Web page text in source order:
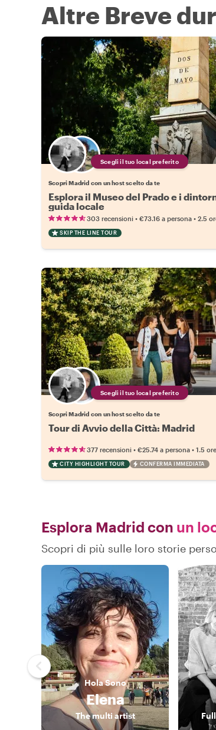
Altre Breve
Scegli il tuo local preferito
Scopri Madrid con un host scelto da te
Esplora il Museo del Prado e i
guida locale
303 recensioni • €73.16 a persona • 2.5
SKIP THE LINE TOUR
Scegli il tuo local preferito
Scopri Madrid con un host scelto da te
Tour di Avvio della Città: Madrid
377 recensioni • €25.74 a persona • 1.5 ore
CITY HIGHLIGHT TOUR CONFERMA IMMEDIATA
Esplora Madrid con un
Scopri di più sulle loro storie
HolaSono
Elena
The multi artist